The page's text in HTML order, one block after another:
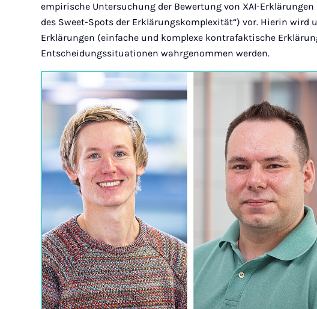
empirische Untersuchung der Bewertung von XAI-
des Sweet-Spots der Erklärungskomplexität“) vor. Hierin wird
Erklärungen (einfache und komplexe kontrafaktische
Entscheidungssituationen wahrgenommen werden.